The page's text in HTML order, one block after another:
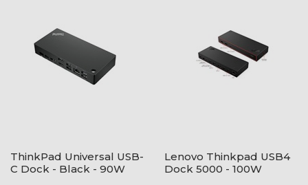
ThinkPad Universal USB-
C Dock - Black - 90W
Lenovo Thinkpad USB4
Dock 5000 - 100W